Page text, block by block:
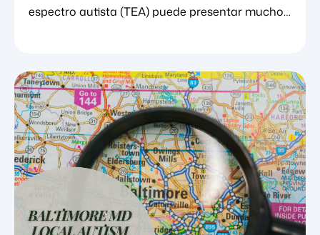
espectro autista (TEA) puede presentar muchos
sentirte perdido, enojado y confundido. Se
necesita una aldea para criar a un niño, como
dice el dicho, y eso es especialmente cierto
cuando tienes un hijo […]